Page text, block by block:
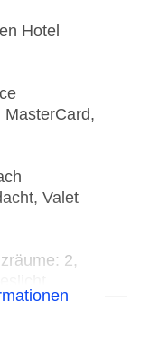
Hotel
Valet
2,